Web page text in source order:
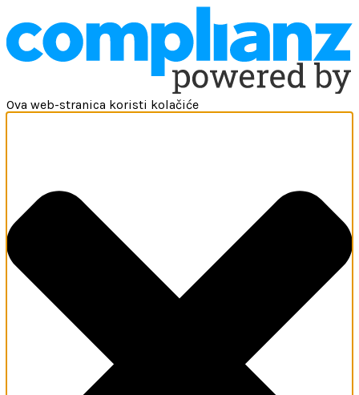
Ova web-stranica koristi kolačiće